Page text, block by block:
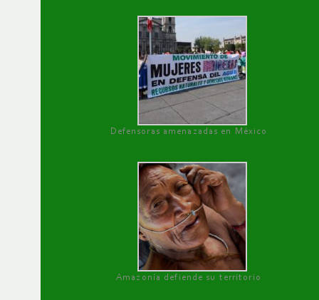
Defensoras amenazadas en México
Amazonía defiende su territorio